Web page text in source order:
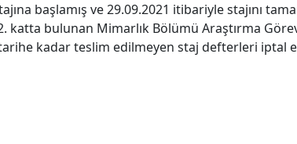
başlamış ve 29.09.2021 itibariyle stajını
katta bulunan Mimarlık Bölümü Araştırma
kadar teslim edilmeyen staj defterleri iptal